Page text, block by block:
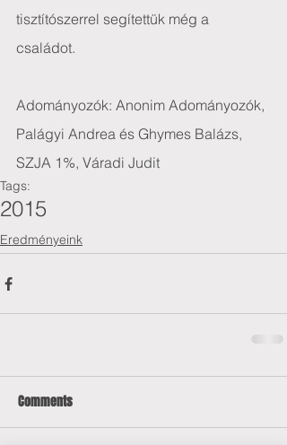
tisztítószerrel segítettük még a
családot.
Adományozók: Anonim Adományozók,
Palágyi Andrea és Ghymes Balázs,
SZJA 1%, Váradi Judit
Tags:
2015
Eredményeink
Comments